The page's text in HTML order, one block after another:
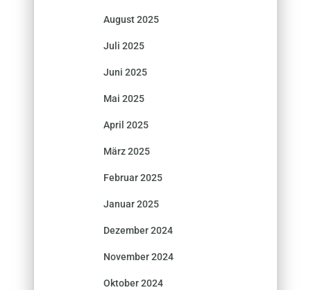
August 2025
Juli 2025
Juni 2025
Mai 2025
April 2025
März 2025
Februar 2025
Januar 2025
Dezember 2024
November 2024
Oktober 2024